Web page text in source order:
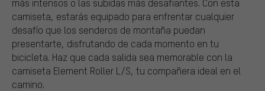
camiseta, estarás equipado para enfrentar cualquier
desafío que los senderos de montaña puedan
presentarte, disfrutando de cada momento en tu
bicicleta. Haz que cada salida sea memorable con la
camiseta Element Roller L/S, tu compañera ideal en el
camino.